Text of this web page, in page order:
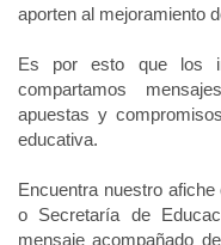
aporten al mejoramiento
Es por esto que los
compartamos
apuestas y
educativa.
Encuentra nuestro
o Secretaría de
mensaje acompañado